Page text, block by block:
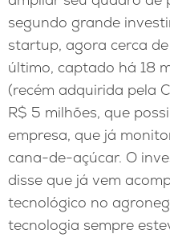
segundo grande
startup, agora cerca
último, captado há 18
(recém adquirida pela
R$ 5 milhões, que
empresa, que já
cana-de-açúcar. O
disse que já vem
tecnológico no
tecnologia sempre